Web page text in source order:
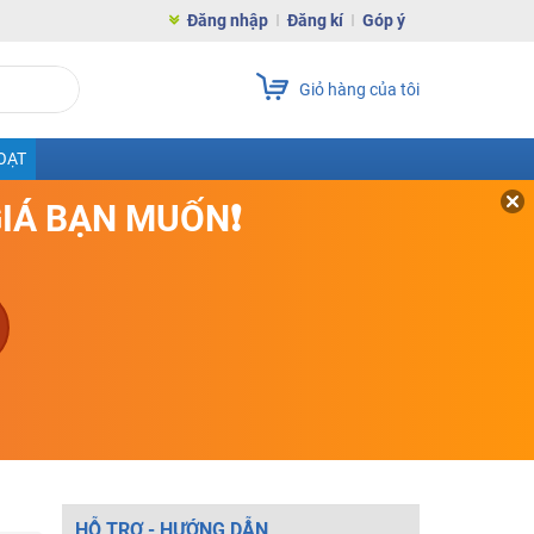
Đăng nhập Đăng kí Góp ý
Giỏ hàng của tôi
BẠN MUỐN❗